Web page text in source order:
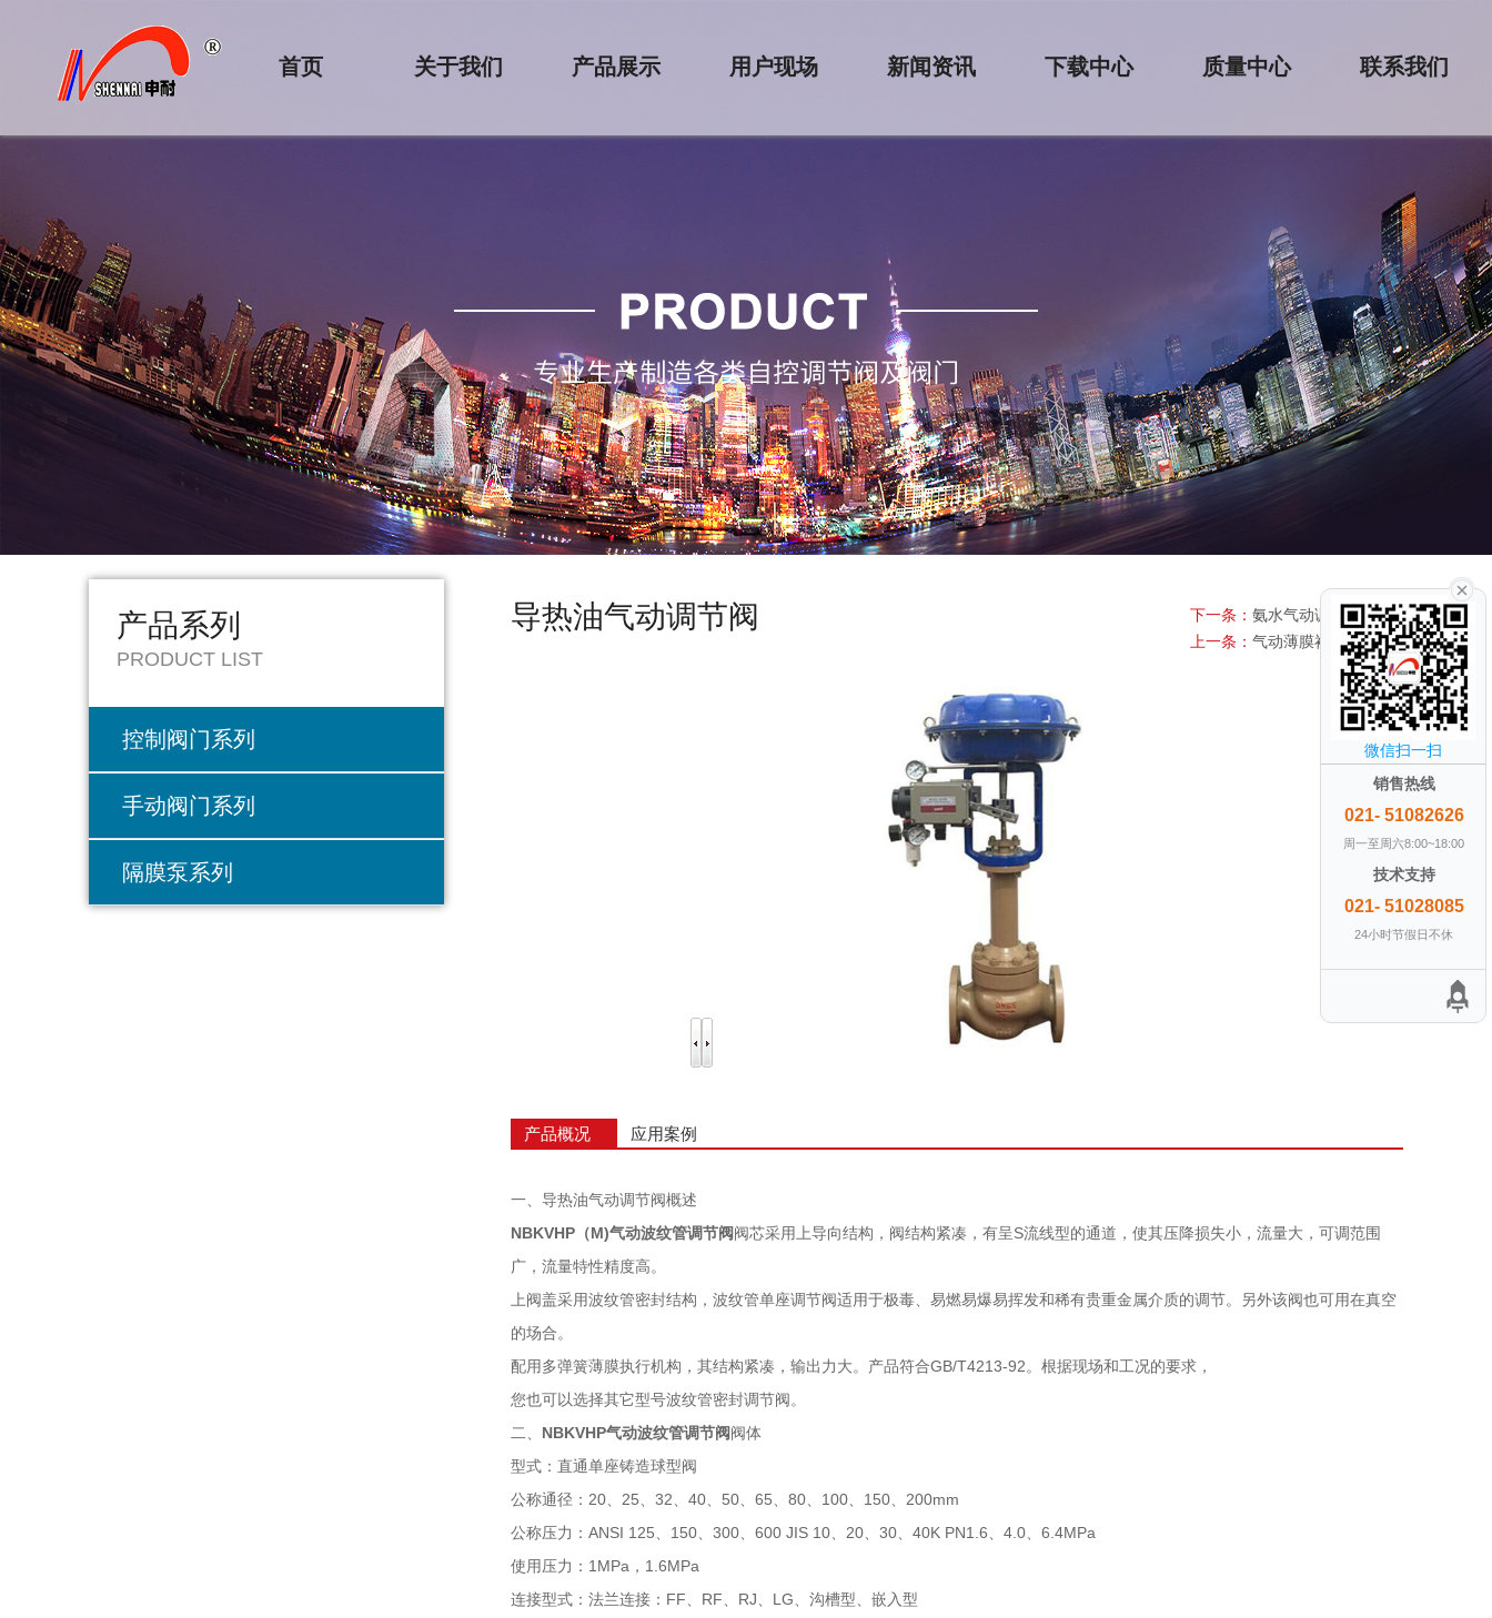
首页 关于我们 产品展示 用户现场 新闻资讯 下载中心 质量中心 联系我们
微信扫一扫
销售热线
021- 51082626
周一至周六8:00~18:00
技术支持
021- 51028085
24小时节假日不休
产品系列
PRODUCT LIST
控制阀门系列
手动阀门系列
隔膜泵系列
导热油气动调节阀 下一条： 氨水气动调节阀
上一条： 气动薄膜衬氟调节阀
产品概况 应用案例
一、导热油气动调节阀概述
NBKVHP（M)气动波纹管调节阀阀芯采用上导向结构，阀结构紧凑，有呈S流线型的通道，使其压降损失小，流量大，可调范围
广，流量特性精度高。
上阀盖采用波纹管密封结构，波纹管单座调节阀适用于极毒、易燃易爆易挥发和稀有贵重金属介质的调节。另外该阀也可用在真空
的场合。
配用多弹簧薄膜执行机构，其结构紧凑，输出力大。产品符合GB/T4213-92。根据现场和工况的要求，
您也可以选择其它型号波纹管密封调节阀。
二、 NBKVHP气动波纹管调节阀阀体
型式：直通单座铸造球型阀
公称通径：20、25、32、40、50、65、80、100、150、200mm
公称压力：ANSI 125、150、300、600 JIS 10、20、30、40K PN1.6、4.0、6.4MPa
使用压力：1MPa，1.6MPa
连接型式：法兰连接：FF、RF、RJ、LG、沟槽型、嵌入型